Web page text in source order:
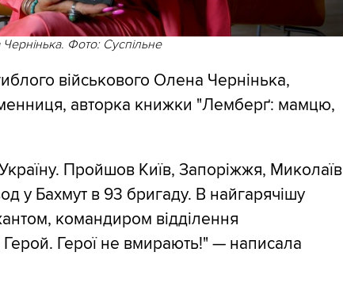
Фото: Суспільне
військового Олена Чернінька,
авторка книжки "Лемберґ: мамцю,
Пройшов Київ, Запоріжжя, Миколаїв
у Бахмут в 93 бригаду. В найгарячішу
командиром відділення
Герой. Герої не вмирають!" — написала